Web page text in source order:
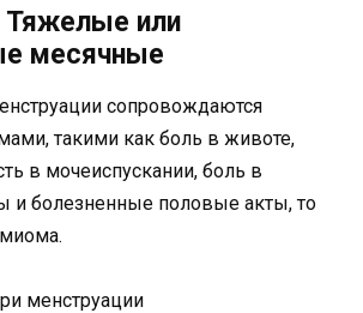
или
месячные
сопровождаются
такими как боль в животе,
в мочеиспускании, боль в
и болезненные половые акты, то
менструации